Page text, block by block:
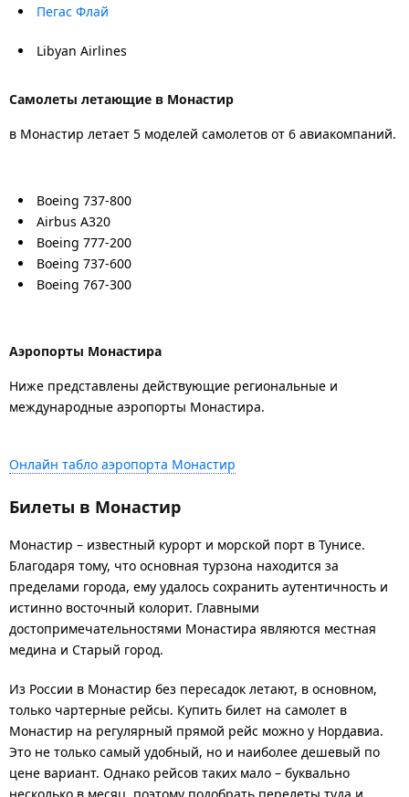
Пегас Флай
Libyan Airlines
Самолеты летающие в Монастир
в Монастир летает 5 моделей самолетов от 6 авиакомпаний.
Boeing 737-800
Airbus A320
Boeing 777-200
Boeing 737-600
Boeing 767-300
Аэропорты Монастира
Ниже представлены действующие региональные и
международные аэропорты Монастира.
Онлайн табло аэропорта Монастир
Билеты в Монастир
Монастир – известный курорт и морской порт в Тунисе.
Благодаря тому, что основная турзона находится за
пределами города, ему удалось сохранить аутентичность и
истинно восточный колорит. Главными
достопримечательностями Монастира являются местная
медина и Старый город.
Из России в Монастир без пересадок летают, в основном,
только чартерные рейсы. Купить билет на самолет в
Монастир на регулярный прямой рейс можно у Нордавиа.
Это не только самый удобный, но и наиболее дешевый по
цене вариант. Однако рейсов таких мало – буквально
несколько в месяц, поэтому подобрать перелеты туда и